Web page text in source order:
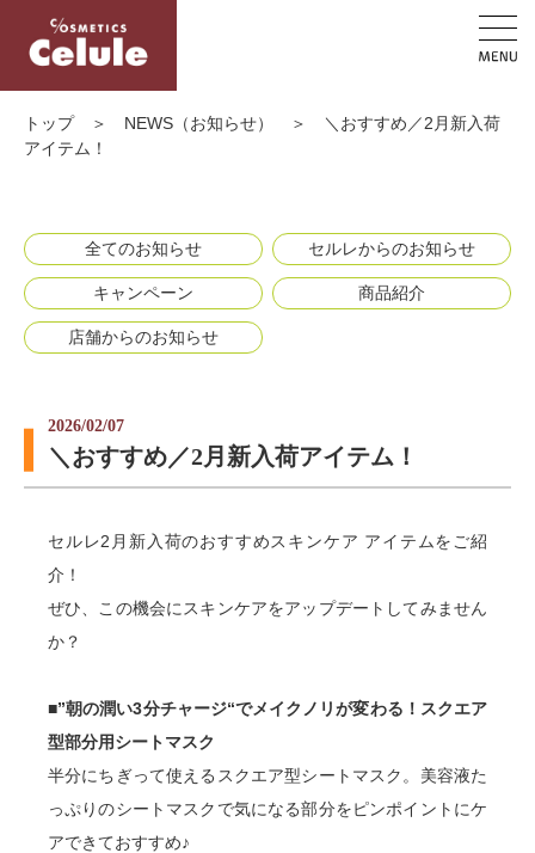
トップ＞ NEWS（お知らせ） ＞
＼おすすめ／2月新入荷
アイテム！
全てのお知らせ セルレからのお知らせ
キャンペーン 商品紹介
店舗からのお知らせ
2026/02/07
＼おすすめ／2月新入荷アイテム！
セルレ2月新入荷のおすすめスキンケア アイテムをご紹
介！
ぜひ、この機会にスキンケアをアップデートしてみません
か？
■”朝の潤い3分チャージ“でメイクノリが変わる！スクエア
型部分用シートマスク
半分にちぎって使えるスクエア型シートマスク。美容液た
っぷりのシートマスクで気になる部分をピンポイントにケ
アできておすすめ♪